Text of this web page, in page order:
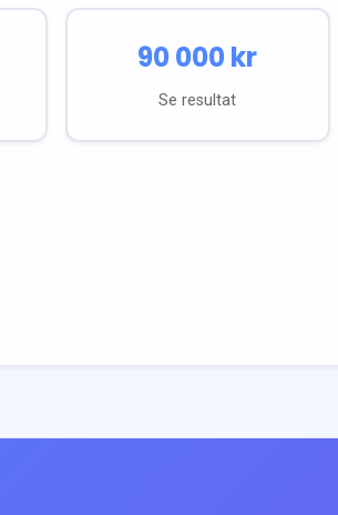
90 000kr
Se resultat